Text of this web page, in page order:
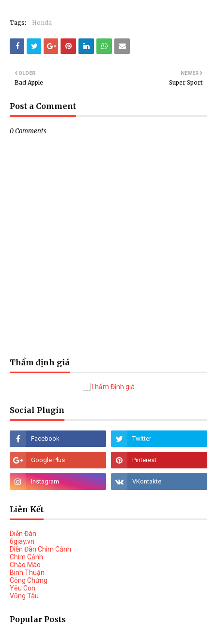
Tags: Honda
NEWER
Super Sport
OLDER
Bad Apple
Post a Comment
0 Comments
Thẩm định giá
Social Plugin
Liên Kết
Diễn Đàn
6giay.vn
Diễn Đàn Chim Cảnh
Chim Cảnh
Chào Mào
Binh Thuận
Công Chứng
Yêu Con
Vũng Tàu
Popular Posts